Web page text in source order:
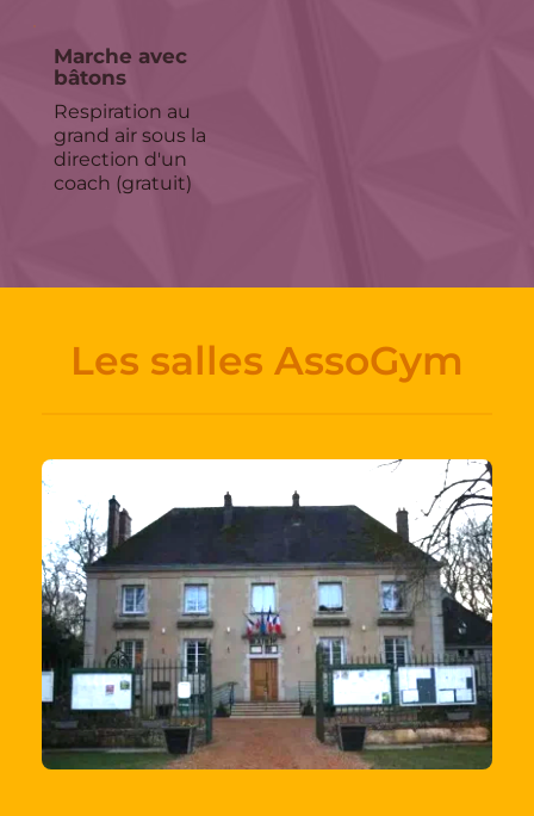
Marche avec
bâtons
Respiration au
grand air sous la
direction d'un
coach (gratuit)
Les salles AssoGym